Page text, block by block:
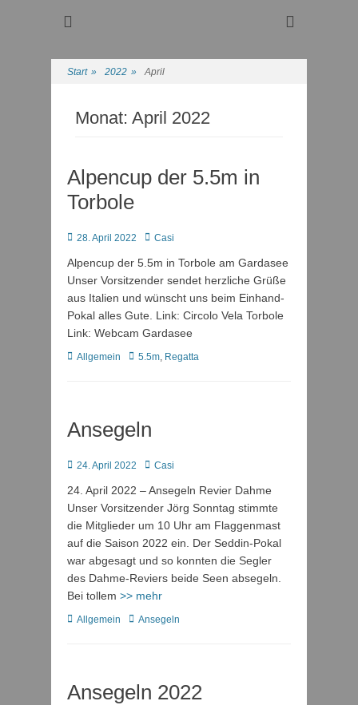
Wassersport-Verein
Regattasport und Wasserwandern - Freizeit mit der ganzen
Start » 2022 » April
Monat: April 2022
Alpencup der 5.5m in
Torbole
Posted
28. April 2022 Autor
Casi
Alpencup der 5.5m in Torbole am Gardasee
Unser Vorsitzender sendet herzliche Grüße
aus Italien und wünscht uns beim Einhand-
Pokal alles Gute. Link: Circolo Vela Torbole
Link: Webcam Gardasee
Kategorien
Allgemein Schlagworte
5.5m, Regatta
Ansegeln
Posted
24. April 2022 Autor
Casi
24. April 2022 – Ansegeln Revier Dahme
Unser Vorsitzender Jörg Sonntag stimmte
die Mitglieder um 10 Uhr am Flaggenmast
auf die Saison 2022 ein. Der Seddin-Pokal
war abgesagt und so konnten die Segler
des Dahme-Reviers beide Seen absegeln.
Bei tollem >> mehr
Kategorien
Allgemein Schlagworte
Ansegeln
Ansegeln 2022